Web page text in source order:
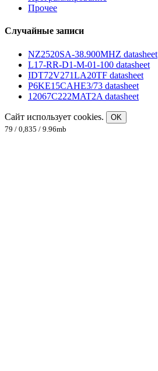
Прочее
Случайные записи
NZ2520SA-38.900MHZ datasheet
L17-RR-D1-M-01-100 datasheet
IDT72V271LA20TF datasheet
P6KE15CAHE3/73 datasheet
12067C222MAT2A datasheet
Сайт использует cookies.
OK
79 / 0,835 / 9.96mb